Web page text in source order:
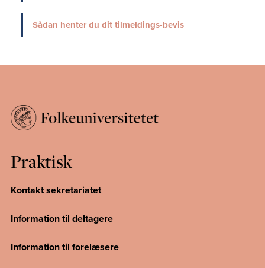
Sådan henter du dit tilmeldings-bevis
Praktisk
Kontakt sekretariatet
Information til deltagere
Information til forelæsere